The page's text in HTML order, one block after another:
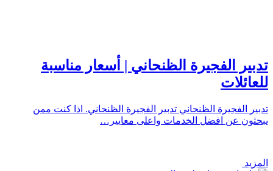
تدبير الفجيرة الظنحاني | أسعار مناسبة
للعائلات
تدبير الفجيرة الظنحاني تدبير الفجيرة الظنحاني. اذا كنت ممن
يبحثون عن افضل الخدمات واعلى معايير…
المزيد